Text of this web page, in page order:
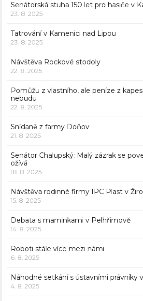
Senátorská stuha 150 let pro hasiče v
23. 8. 2025
Tatrování v Kamenici nad Lipou
23. 8. 2025
Návštěva Rockové stodoly
22. 8. 2025
Pomůžu z vlastního, ale peníze z
nebudu
22. 8. 2025
Snídaně z farmy Doňov
21. 8. 2025
Senátor Chalupský: Malý zázrak se
ožívá
18. 8. 2025
Návštěva rodinné firmy IPC Plast v
15. 8. 2025
Debata s maminkami v Pelhřimově
14. 8. 2025
Roboti stále více mezi námi
6. 8. 2025
Náhodné setkání s ústavními právníky
4. 8. 2025